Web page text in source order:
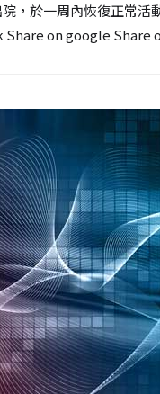
，於一周內恢復正常
Share on google